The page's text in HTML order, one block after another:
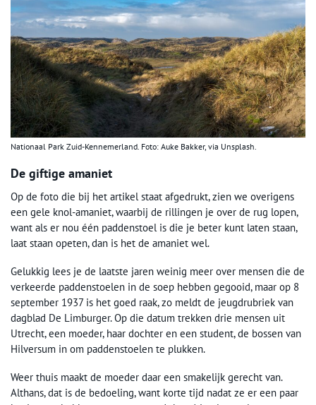
Nationaal Park Zuid-Kennemerland. Foto: Auke Bakker, via Unsplash.
De giftige amaniet
Op de foto die bij het artikel staat afgedrukt, zien we overigens
een gele knol-amaniet, waarbij de rillingen je over de rug lopen,
want als er nou één paddenstoel is die je beter kunt laten staan,
laat staan opeten, dan is het de amaniet wel.
Gelukkig lees je de laatste jaren weinig meer over mensen die de
verkeerde paddenstoelen in de soep hebben gegooid, maar op 8
september 1937 is het goed raak, zo meldt de jeugdrubriek van
dagblad De Limburger. Op die datum trekken drie mensen uit
Utrecht, een moeder, haar dochter en een student, de bossen van
Hilversum in om paddenstoelen te plukken.
Weer thuis maakt de moeder daar een smakelijk gerecht van.
Althans, dat is de bedoeling, want korte tijd nadat ze er een paar